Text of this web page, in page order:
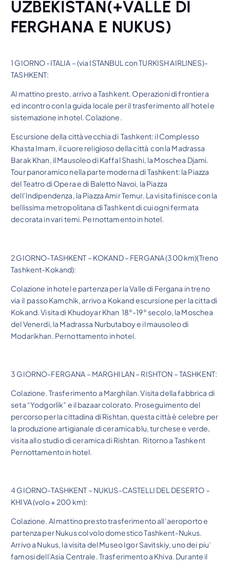
UZBEKISTAN(+VALLE DI
FERGHANA E NUKUS)
1 GIORNO -ITALIA – (via ISTANBUL con TURKISH AIRLINES)-
TASHKENT:
Al mattino presto, arrivo a Tashkent. Operazioni di frontiera
ed incontro con la guida locale per il trasferimento all’hotel e
sistemazione in hotel. Colazione.
Escursione della città vecchia di Tashkent: il Complesso
Khasta Imam, il cuore religioso della città con la Madrassa
Barak Khan, il Mausoleo di Kaffal Shashi, la Moschea Djami.
Tour panoramico nella parte moderna di Tashkent: la Piazza
del Teatro di Opera e di Baletto Navoi, la Piazza
dell’Indipendenza, la Piazza Amir Temur. La visita finisce con la
bellissima metropolitana di Tashkent di cui ogni fermata
decorata in vari temi. Pernottamento in hotel.
2 GIORNO-TASHKENT – KOKAND – FERGANA (300 km)(Treno
Tashkent-Kokand):
Colazione in hotel e partenza per la Valle di Fergana in treno
via il passo Kamchik, arrivo a Kokand escursione per la citta di
Kokand. Visita di Khudoyar Khan 18°-19° secolo, la Moschea
del Venerdi, la Madrassa Nurbutaboy e il mausoleo di
Modarikhan. Pernottamento in hotel.
3 GIORNO-FERGANA – MARGHILAN – RISHTON – TASHKENT:
Colazione. Trasferimento a Marghilan. Visita della fabbrica di
seta “Yodgorlik” e il bazaar colorato. Proseguimento del
percorso per la cittadina di Rishtan, questa città è celebre per
la produzione artigianale di ceramica blu, turchese e verde,
visita allo studio di ceramica di Rishtan. Ritorno a Tashkent
Pernottamento in hotel.
4 GIORNO-TASHKENT – NUKUS-CASTELLI DEL DESERTO –
KHIVA (volo + 200 km):
Colazione. Al mattino presto trasferimento all’aeroporto e
partenza per Nukus col volo domestico Tashkent-Nukus.
Arrivo a Nukus, la visita del Museo Igor Savitskiy, uno dei piu’
famosi dell’Asia Centrale. Trasferimento a Khiva. Durante il